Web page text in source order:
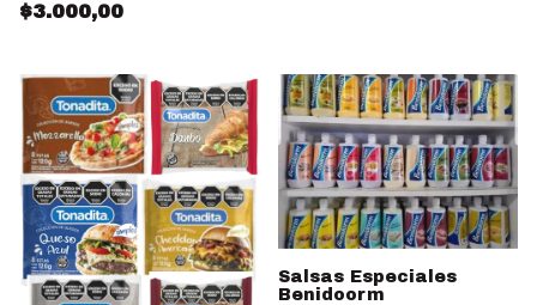
$3.000,00
Salsas Especiales
Benidoorm